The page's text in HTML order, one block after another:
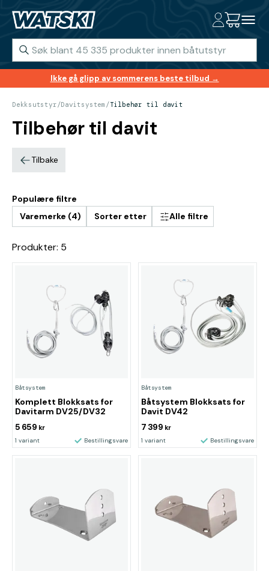
Ikke gå glipp av sommerens beste tilbud →
Dekksutstyr/Davitsystem /Tilbehør til davit
Tilbehør til davit
Tilbake
Populære filtre
Varemerke (4)
Sorter etter Alle filtre
Produkter: 5
Båtsystem
Komplett Blokksats for
Davitarm DV25/DV32
5 659 kr
1 variant Bestillingsvare
Båtsystem
Båtsystem Blokksats for
Davit DV42
7 399 kr
1 variant Bestillingsvare